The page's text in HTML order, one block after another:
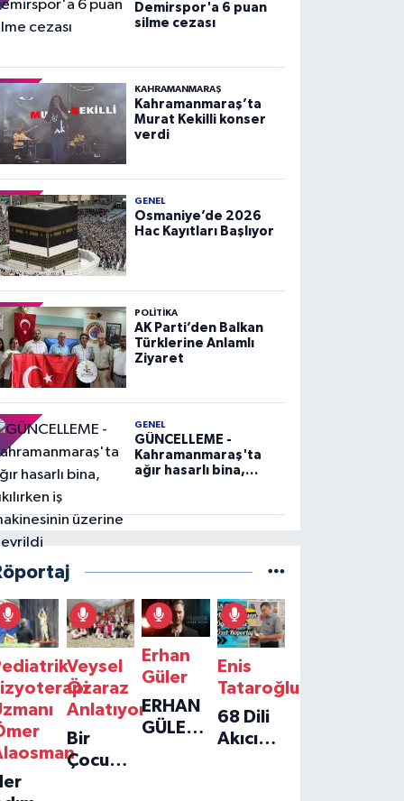
Demirspor'a 6 puan
silme cezası
KAHRAMANMARAŞ
Kahramanmaraş’ta
Murat Kekilli konser
verdi
GENEL
Osmaniye’de 2026
Hac Kayıtları Başlıyor
POLITIKA
AK Parti’den Balkan
Türklerine Anlamlı
Ziyaret
GENEL
GÜNCELLEME -
Kahramanmaraş'ta
ağır hasarlı bina,
devrildi
Veysel
Özaraz
Anlatıyor
Bir
Çocuğun
Erhan
Güler
ERHAN
GÜLER'IN
Enis
Tataroğlu
68 Dili
Akıcı